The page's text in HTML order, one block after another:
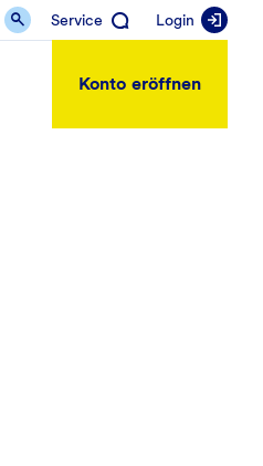
Service Login
Konto eröffnen